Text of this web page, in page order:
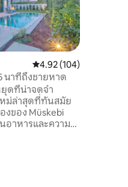
คะแนนเฉลี่ย 4.92 จาก
4.92 (104)
นาทีถึงชายหาด
ดที่น่าจดจำ
หม่ล่าสุดที่ทันสมัย
อาหารและความ
พิถีพิถันของเราให้